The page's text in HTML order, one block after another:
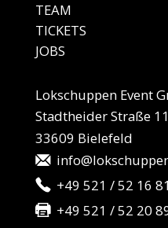
TEAM
TICKETS
JOBS
Lokschuppen Event
Stadtheider Straße 11
33609 Bielefeld
+49 521 / 52 16
+49 521 / 52 20